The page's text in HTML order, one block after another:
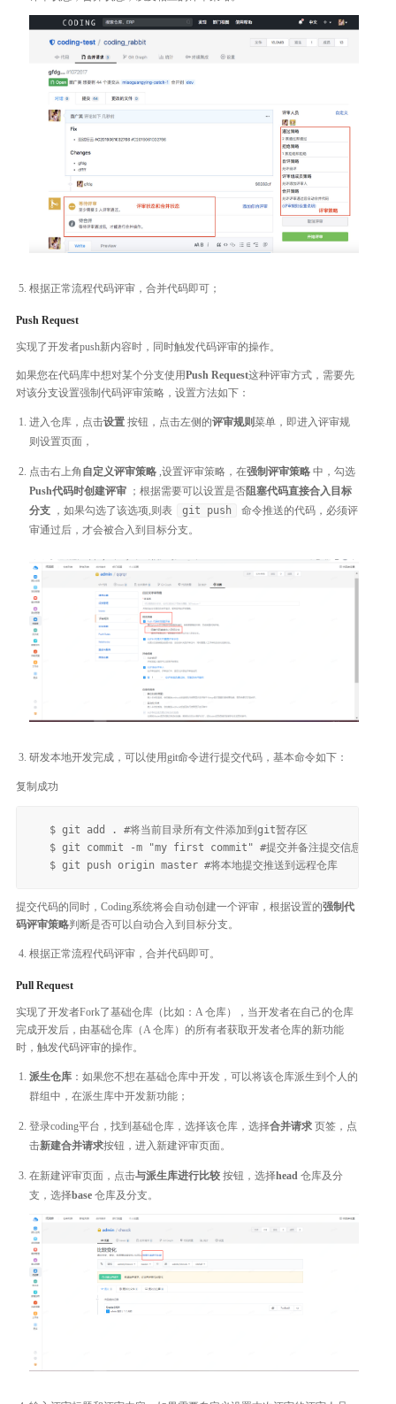
根据正常流程代码评审，合并代码即可；
Push Request
实现了开发者push新内容时，同时触发代码评审的操作。
如果您在代码库中想对某个分支使用Push Request这种评审方式，需要先
对该分支设置强制代码评审策略，设置方法如下：
进入仓库，点击设置 按钮，点击左侧的评审规则菜单，即进入评审规
则设置页面，
点击右上角 自定义评审策略 ,设置评审策略，在强制评审策略 中，勾选
Push代码时创建评审 ；根据需要可以设置是否阻塞代码直接合入目标
分支 ，如果勾选了该选项,则表 git push
命令推送的代码，必须评
审通过后，才会被合入到目标分支。
研发本地开发完成，可以使用git命令进行提交代码，基本命令如下：
复制成功
   $ git add . #将当前目录所有文件添加到git暂存区
   $ git commit -m "my first commit" #提交并备注提交信息
提交代码的同时，Coding系统将会自动创建一个评审，根据设置的强制代
码评审策略判断是否可以自动合入到目标分支。
根据正常流程代码评审，合并代码即可。
Pull Request
实现了开发者Fork了基础仓库（比如：A 仓库），当开发者在自己的仓库
完成开发后，由基础仓库（A 仓库）的所有者获取开发者仓库的新功能
时，触发代码评审的操作。
派生仓库 ：如果您不想在基础仓库中开发，可以将该仓库派生到个人的
群组中，在派生库中开发新功能；
登录coding平台，找到基础仓库，选择该仓库，选择合并请求 页签，点
击新建合并请求按钮，进入新建评审页面。
在新建评审页面，点击与派生库进行比较 按钮，选择head 仓库及分
支，选择base 仓库及分支。